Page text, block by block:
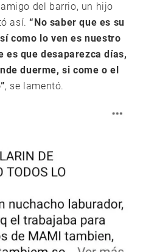
del barrio, un hijo
así.“No saber que es su
como lo ven es nuestro
es que desaparezca días,
duerme, si come o el
, se lamentó.